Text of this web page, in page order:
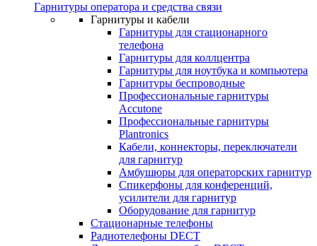
Гарнитуры оператора и средства связи
Гарнитуры и кабели
Гарнитуры для стационарного
телефона
Гарнитуры для коллцентра
Гарнитуры для ноутбука и компьютера
Гарнитуры беспроводные
Профессиональные гарнитуры
Accutone
Профессиональные гарнитуры
Plantronics
Кабели, коннекторы, переключатели
для гарнитур
Амбушюры для операторских гарнитур
Cпикерфоны для конференций,
усилители для гарнитур
Оборудование для гарнитур
Стационарные телефоны
Радиотелефоны DECT